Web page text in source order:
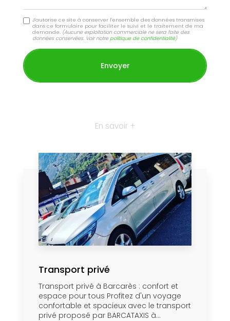
J'autorise ce site à conserver l'ensemble des données transmises
dans ce formulaire pour faciliter le suivi et le traitement de ma
demande. (Aucune exploitation commerciale ne sera faite des
données conservées. Voir notrepolitique de confidentialité)
En savoir +
Transport privé
Transport privé à Barcarès : confort et
espace pour tous Profitez d'un voyage
confortable et spacieux avec le transport
privé proposé par BARCATAXIS à...